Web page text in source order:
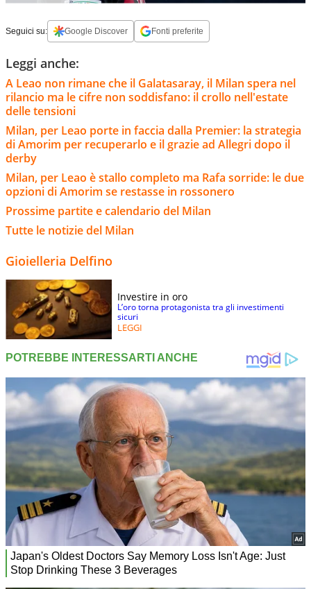
Seguici su: Google Discover Fonti preferite
Leggi anche:
A Leao non rimane che il Galatasaray, il Milan spera nel
rilancio ma le cifre non soddisfano: il crollo nell'estate
delle tensioni
Milan, per Leao porte in faccia dalla Premier: la strategia
di Amorim per recuperarlo e il grazie ad Allegri dopo il
derby
Milan, per Leao è stallo completo ma Rafa sorride: le due
opzioni di Amorim se restasse in rossonero
Prossime partite e calendario del Milan
Tutte le notizie del Milan
Gioielleria Delfino
Investire in oro
L’oro torna protagonista tra gli investimenti
sicuri
LEGGI